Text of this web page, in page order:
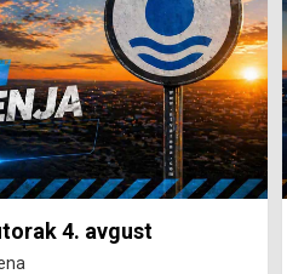
4. avgust